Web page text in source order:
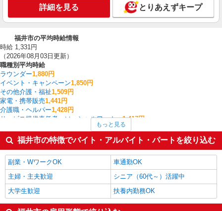
詳細を見る とりあえずキープ
福井市の平均時給情報
時給 1,331円
（2026年08月03日更新）
職種別平均時給
ラウンダー1,880円
イベント・キャンペーン1,850円
その他介護・福祉1,509円
家電・携帯販売1,441円
介護職・ヘルパー1,428円
サービス提供責任者・ソーシャルワーカー1,417円
作業療法士・理学療法士・言語聴覚士・視能訓練士
1,377円
一般・営業事務 1,375円
量販店・大型SC・百貨店1,364円
福井市の他の職種の平均時給を見る
もっと見る
福井市の特徴でバイト・アルバイト・パートを絞り込む
副業・WワークOK
車通勤OK
主婦・主夫歓迎
シニア（60代～）活躍中
大学生歓迎
扶養内勤務OK